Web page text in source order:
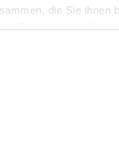
die Sie ihnen
Rahmen Ihrer